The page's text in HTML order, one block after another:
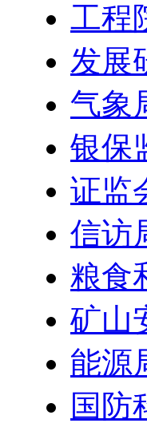
工程
发展
气象
银保
证监
信访
粮食
矿山
能源
国防